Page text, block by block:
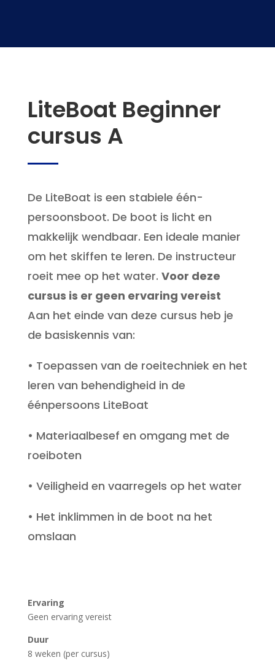
LiteBoat Beginner
cursus A
De LiteBoat is een stabiele één-
persoonsboot. De boot is licht en
makkelijk wendbaar. Een ideale manier
om het skiffen te leren. De instructeur
roeit mee op het water. Voor deze
cursus is er geen ervaring vereist
Aan het einde van deze cursus heb je
de basiskennis van:
• Toepassen van de roeitechniek en het
leren van behendigheid in de
éénpersoons LiteBoat
• Materiaalbesef en omgang met de
roeiboten
• Veiligheid en vaarregels op het water
• Het inklimmen in de boot na het
omslaan
Ervaring
Geen ervaring vereist
Duur
8 weken (per cursus)